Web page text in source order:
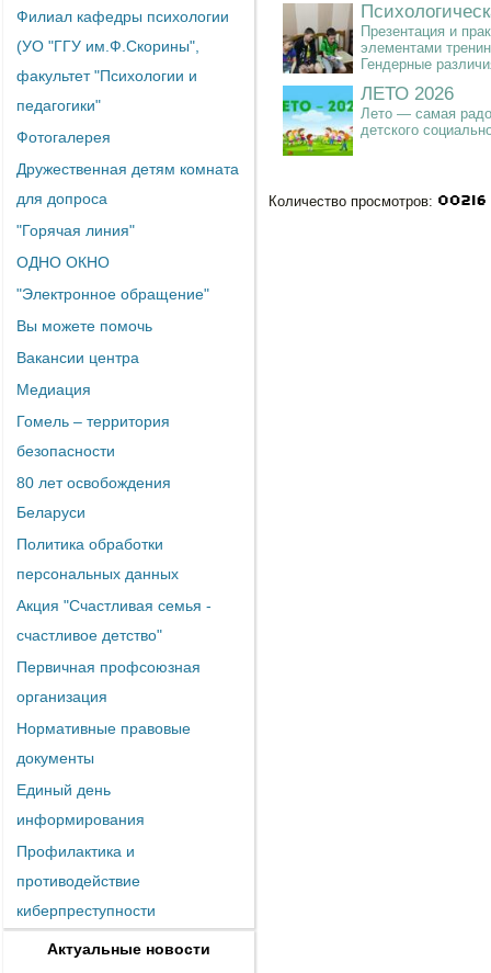
Филиал кафедры психологии
(УО "ГГУ им.Ф.Скорины",
факультет "Психологии и
педагогики"
Фотогалерея
Дружественная детям комната
для допроса
"Горячая линия"
ОДНО ОКНО
"Электронное обращение"
Вы можете помочь
Вакансии центра
Медиация
Гомель – территория
безопасности
80 лет освобождения
Беларуси
Политика обработки
персональных данных
Акция "Счастливая семья -
счастливое детство"
Первичная профсоюзная
организация
Нормативные правовые
документы
Единый день
информирования
Профилактика и
противодействие
киберпреступности
Актуальные новости
Презентация и
элементами
Гендерные
ЛЕТО 2026
Лето — самая
детского
Количество просмотров: